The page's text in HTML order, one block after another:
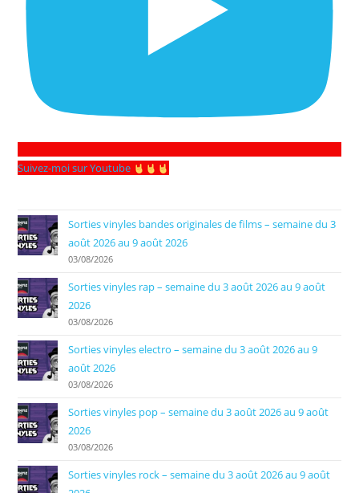
Suivez-moi sur Youtube
Sorties vinyles bandes originales de films – semaine du 3
août 2026 au 9 août 2026
03/08/2026
Sorties vinyles rap – semaine du 3 août 2026 au 9 août
2026
03/08/2026
Sorties vinyles electro – semaine du 3 août 2026 au 9
août 2026
03/08/2026
Sorties vinyles pop – semaine du 3 août 2026 au 9 août
2026
03/08/2026
Sorties vinyles rock – semaine du 3 août 2026 au 9 août